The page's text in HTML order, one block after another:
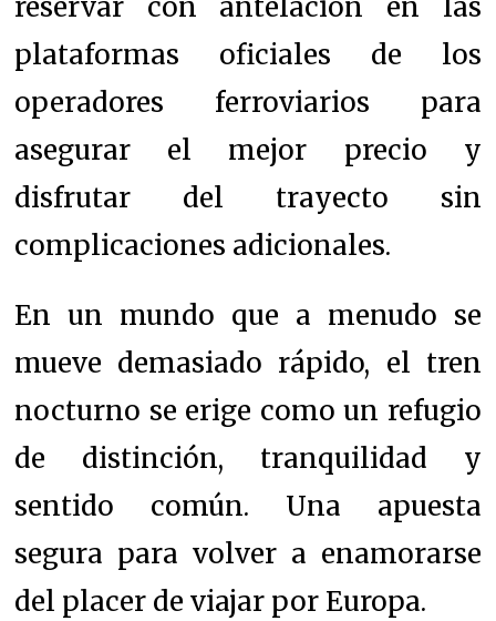
reservar con antelación en las
plataformas oficiales de los
operadores ferroviarios para
asegurar el mejor precio y
disfrutar del trayecto sin
complicaciones adicionales.
En un mundo que a menudo se
mueve demasiado rápido, el tren
nocturno se erige como un refugio
de distinción, tranquilidad y
sentido común. Una apuesta
segura para volver a enamorarse
del placer de viajar por Europa.